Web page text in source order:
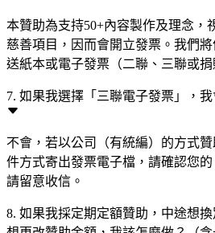
本贊助為支持50+內容製作及理念，
慈善項目，因而會開立發票。我們
送紙本或電子發票（二聯、三聯或捐
7. 如果我選擇「三聯電子發票」，
不會，若以公司（有統編）的方式
件方式寄出發票電子檔，請確認您
請留意收信。
8. 如果我採定期定額贊助，中途想